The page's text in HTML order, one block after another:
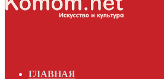
ГЛАВНАЯ